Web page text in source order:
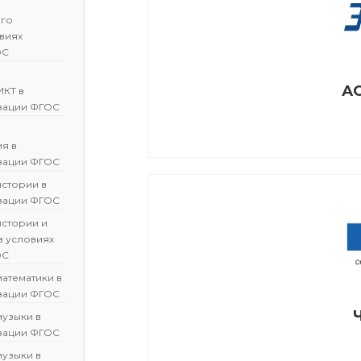
в
ФГОС
в
ФГОС
в
ФГОС
и
условиях
в
ФГОС
в
ФГОС
в